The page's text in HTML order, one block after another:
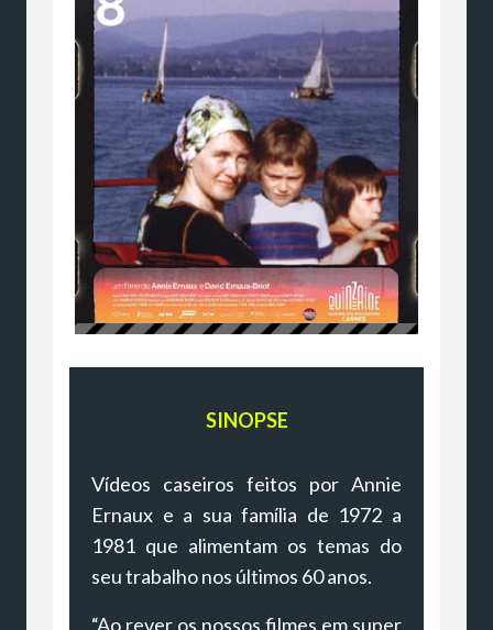
SINOPSE
Vídeos caseiros feitos por Annie
Ernaux e a sua família de 1972 a
1981 que alimentam os temas do
seu trabalho nos últimos 60 anos.
“Ao rever os nossos filmes em super